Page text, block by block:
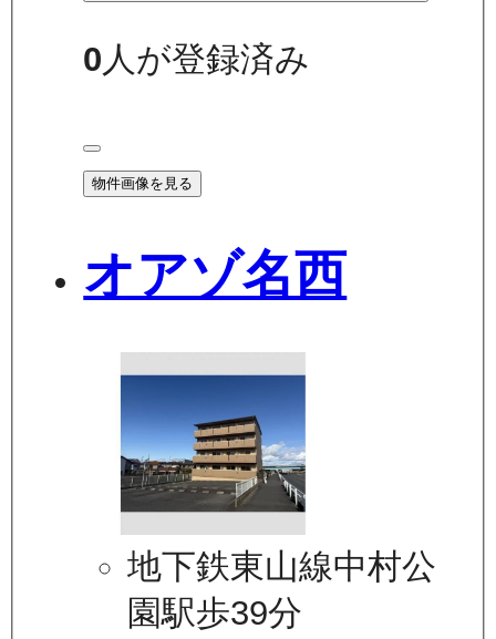
0 人が登録済み
物件画像を見る
オアゾ名西
地下鉄東山線中村公
園駅歩39分